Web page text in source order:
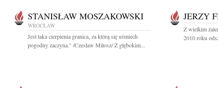
STANISŁAW MOSZAKOWSKI
WROCŁAW
Jest taka cierpienia granica, za którą się uśmiech
pogodny zaczyna." /Czesław Miłosz/ Z głębokim...
JERZY
Z wielkim
2010 roku